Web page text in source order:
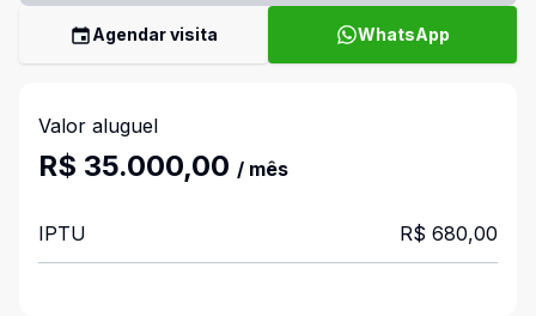
Agendar visita WhatsApp
Valor aluguel
R$ 35.000,00 / mês
IPTU R$ 680,00